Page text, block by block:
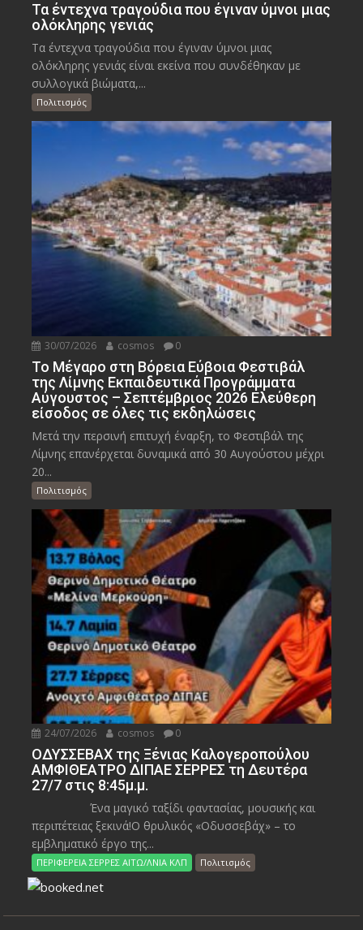
Τα έντεχνα τραγούδια που έγιναν ύμνοι μιας
ολόκληρης γενιάς
Τα έντεχνα τραγούδια που έγιναν ύμνοι μιας
ολόκληρης γενιάς είναι εκείνα που συνδέθηκαν με
συλλογικά βιώματα,...
Πολιτισμός
30/07/2026 cosmos 0
Το Μέγαρο στη Βόρεια Εύβοια Φεστιβάλ
της Λίμνης Εκπαιδευτικά Προγράμματα
Αύγουστος – Σεπτέμβριος 2026 Ελεύθερη
είσοδος σε όλες τις εκδηλώσεις
Μετά την περσινή επιτυχή έναρξη, το Φεστιβάλ της
Λίμνης επανέρχεται δυναμικά από 30 Αυγούστου μέχρι
20...
Πολιτισμός
24/07/2026 cosmos 0
ΟΔΥΣΣΕΒΑΧ της Ξένιας Καλογεροπούλου
ΑΜΦΙΘΕΑΤΡΟ ΔΙΠΑΕ ΣΕΡΡΕΣ τη Δευτέρα
27/7 στις 8:45μ.μ.
Ένα μαγικό ταξίδι φαντασίας, μουσικής και
περιπέτειας ξεκινά!Ο θρυλικός «Οδυσσεβάχ» – το
εμβληματικό έργο της...
ΠΕΡΙΦΕΡΕΙΑ ΣΕΡΡΕΣ ΑΙΤΩ/ΛΝΙΑ ΚΛΠ Πολιτισμός